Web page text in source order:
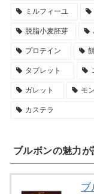
ミルフィーユ
脱脂小麦胚芽
プロテイン
タブレット
ガレット モ
カステラ
ブルボンの魅力
ブ